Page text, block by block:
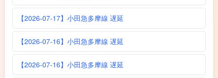
【2026-07-17】小田急多摩線 遅延
【2026-07-16】小田急多摩線 遅延
【2026-07-16】小田急多摩線 遅延